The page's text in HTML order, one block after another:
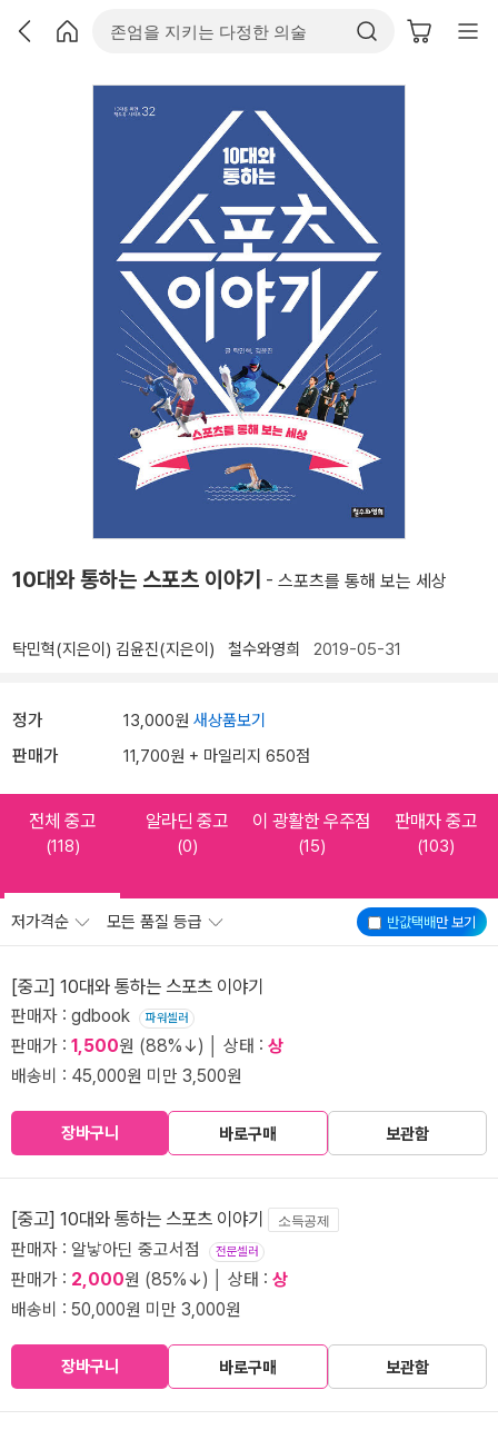
10대와 통하는 스포츠 이야기 - 스포츠를 통해 보는 세상
탁민혁(지은이) 김윤진(지은이) 철수와영희 2019-05-31
정가 13,000원 새상품보기
판매가 11,700원 + 마일리지 650점
전체 중고
(118)
알라딘 중고
(0)
이 광활한 우주점
(15)
판매자 중고
(103)
반값택배만 보기
저가격순 모든 품질 등급
[중고] 10대와 통하는 스포츠 이야기
판매자 : gdbook 파워셀러
판매가 : 1,500원 (88%↓) │ 상태 : 상
배송비 : 45,000원 미만 3,500원
장바구니 바로구매 보관함
[중고] 10대와 통하는 스포츠 이야기 소득공제
판매자 : 알낳아딘 중고서점 전문셀러
판매가 : 2,000원 (85%↓) │ 상태 : 상
배송비 : 50,000원 미만 3,000원
장바구니 바로구매 보관함